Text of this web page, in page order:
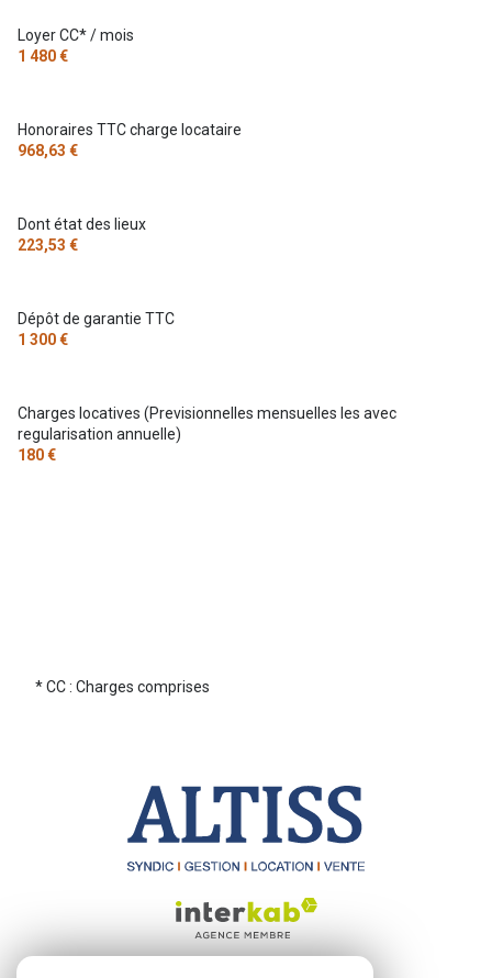
Loyer CC* / mois
1 480 €
Honoraires TTC charge locataire
968,63 €
Dont état des lieux
223,53 €
Dépôt de garantie TTC
1 300 €
Charges locatives (Previsionnelles mensuelles les avec
regularisation annuelle)
180 €
* CC : Charges comprises